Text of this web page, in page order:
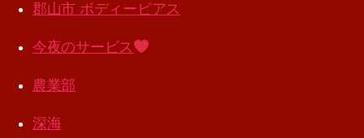
郡山市 ボディーピアス
今夜のサービス
農業部
深海